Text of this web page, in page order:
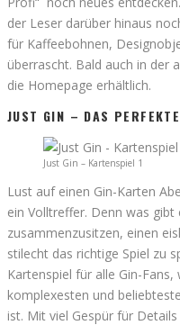
der Leser darüber hinaus
für Kaffeebohnen,
überrascht. Bald auch in der
die Homepage erhältlich.
JUST GIN – DAS
Just Gin – Kartenspiel 1
Lust auf einen Gin-Karten
ein Volltreffer. Denn was
zusammenzusitzen, einen
stilecht das richtige Spiel zu
Kartenspiel für alle Gin-
komplexesten und
ist. Mit viel Gespür für